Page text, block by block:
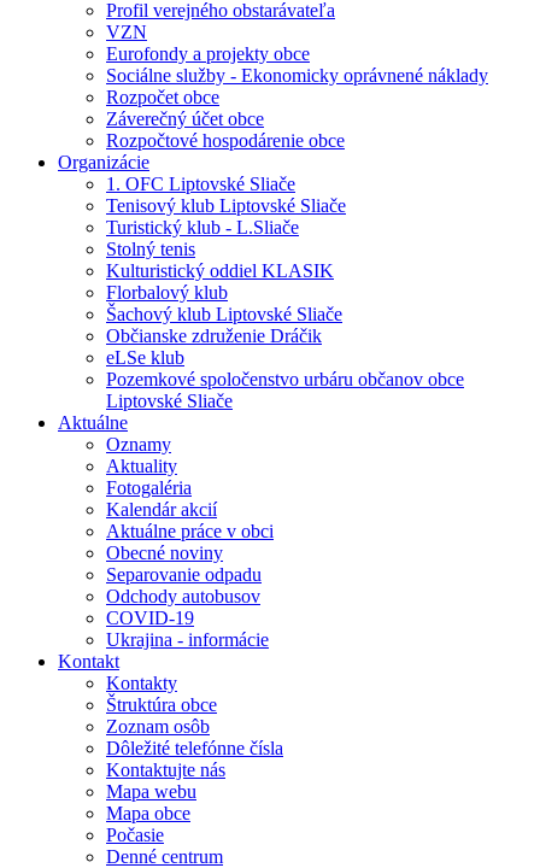
Profil verejného obstarávateľa
VZN
Eurofondy a projekty obce
Sociálne služby - Ekonomicky oprávnené náklady
Rozpočet obce
Záverečný účet obce
Rozpočtové hospodárenie obce
Organizácie
1. OFC Liptovské Sliače
Tenisový klub Liptovské Sliače
Turistický klub - L.Sliače
Stolný tenis
Kulturistický oddiel KLASIK
Florbalový klub
Šachový klub Liptovské Sliače
Občianske združenie Dráčik
eLSe klub
Pozemkové spoločenstvo urbáru občanov obce
Liptovské Sliače
Aktuálne
Oznamy
Aktuality
Fotogaléria
Kalendár akcií
Aktuálne práce v obci
Obecné noviny
Separovanie odpadu
Odchody autobusov
COVID-19
Ukrajina - informácie
Kontakt
Kontakty
Štruktúra obce
Zoznam osôb
Dôležité telefónne čísla
Kontaktujte nás
Mapa webu
Mapa obce
Počasie
Denné centrum